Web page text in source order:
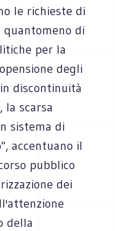
le richieste di
di
per la
degli
discontinuità
la scarsa
sistema di
accentuano il
pubblico
dei
della